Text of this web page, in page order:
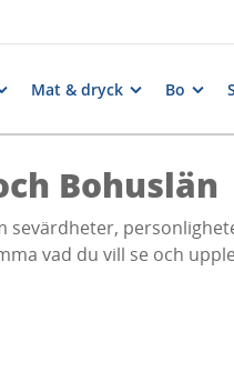
Mat & dryck Bo
Bohuslän
sevärdheter,
vad du vill se och